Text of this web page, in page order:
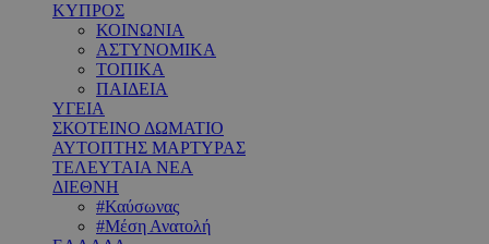
ΚΥΠΡΟΣ
ΚΟΙΝΩΝΙΑ
ΑΣΤΥΝΟΜΙΚΑ
ΤΟΠΙΚΑ
ΠΑΙΔΕΙΑ
ΥΓΕΙΑ
ΣΚΟΤΕΙΝΟ ΔΩΜΑΤΙΟ
ΑΥΤΟΠΤΗΣ ΜΑΡΤΥΡΑΣ
ΤΕΛΕΥΤΑΙΑ ΝΕΑ
ΔΙΕΘΝΗ
#Καύσωνας
#Μέση Ανατολή